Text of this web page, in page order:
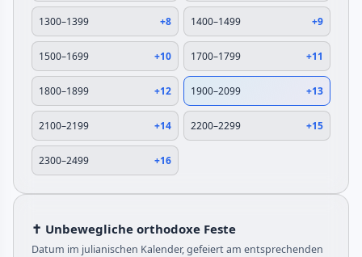
1300–1399 +8 1400–1499 +9
1500–1699 +10 1700–1799 +11
1800–1899 +12 1900–2099 +13
2100–2199 +14 2200–2299 +15
2300–2499 +16
✝️ Unbewegliche orthodoxe Feste
Datum im julianischen Kalender, gefeiert am entsprechenden